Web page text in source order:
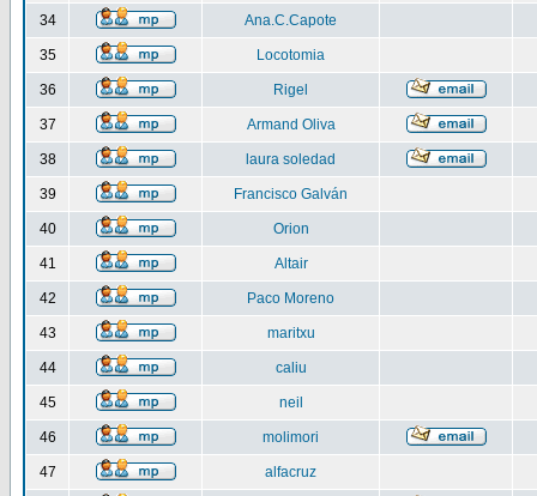
34 Ana.C.Capote
35 Locotomia
36 Rigel
37 Armand Oliva
38 laura soledad
39 Francisco Galván
40 Orion
41 Altair
42 Paco Moreno
43 maritxu
44 caliu
45 neil
46 molimori
47 alfacruz